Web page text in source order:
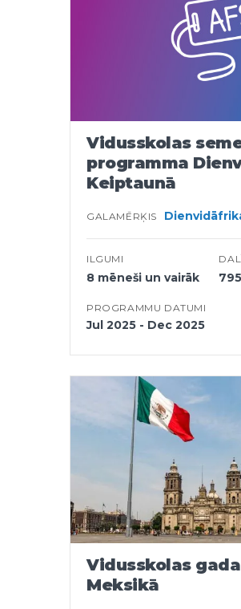
Vidusskolas
programma
Keiptaunā
GALAMĒRĶIS
ILGUMI
8 mēneši un vairāk
PROGRAMMU DATUMI
Jul 2025 - Dec 2025
Vidusskolas
Meksikā